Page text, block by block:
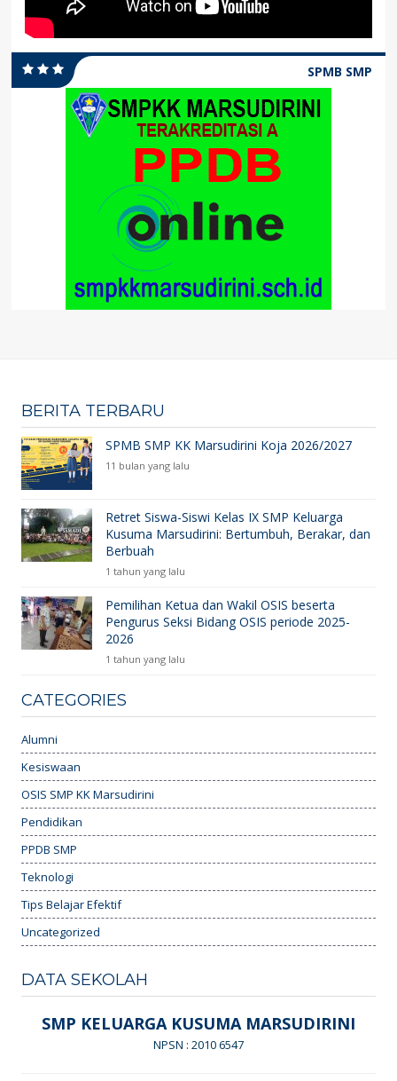
SPMB SMP
BERITA TERBARU
SPMB SMP KK Marsudirini Koja 2026/2027
11 bulan yang lalu
Retret Siswa-Siswi Kelas IX SMP Keluarga
Kusuma Marsudirini: Bertumbuh, Berakar, dan
Berbuah
1 tahun yang lalu
Pemilihan Ketua dan Wakil OSIS beserta
Pengurus Seksi Bidang OSIS periode 2025-
2026
1 tahun yang lalu
CATEGORIES
Alumni
Kesiswaan
OSIS SMP KK Marsudirini
Pendidikan
PPDB SMP
Teknologi
Tips Belajar Efektif
Uncategorized
DATA SEKOLAH
SMP KELUARGA KUSUMA MARSUDIRINI
NPSN : 2010 6547